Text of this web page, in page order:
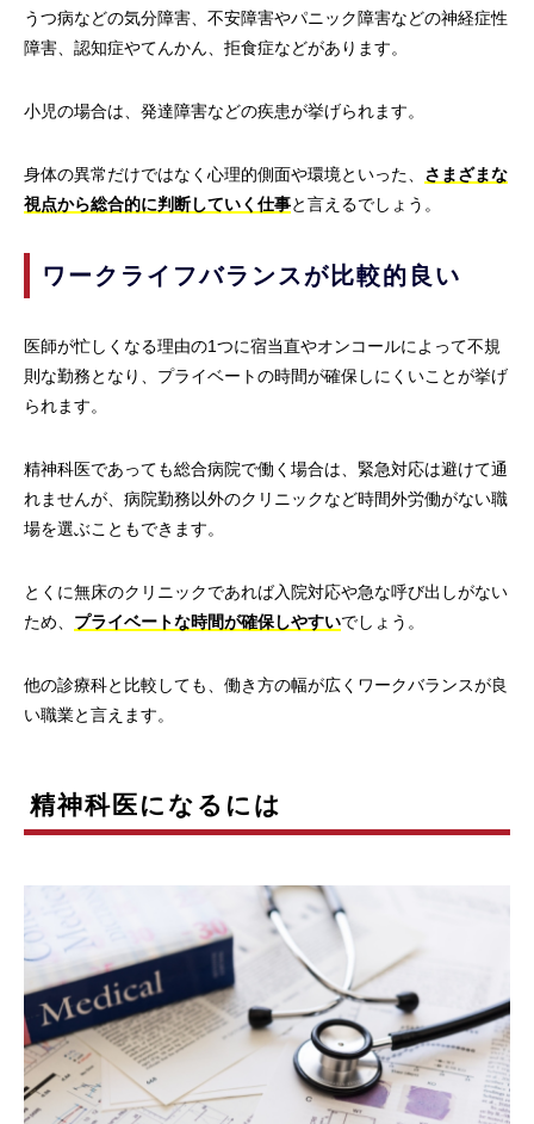
うつ病などの気分障害、不安障害やパニック障害などの神経症性
障害、認知症やてんかん、拒食症などがあります。
小児の場合は、発達障害などの疾患が挙げられます。
身体の異常だけではなく心理的側面や環境といった、 さまざまな
視点から総合的に判断していく仕事と言えるでしょう。
ワークライフバランスが比較的良い
医師が忙しくなる理由の1つに宿当直やオンコールによって不規
則な勤務となり、プライベートの時間が確保しにくいことが挙げ
られます。
精神科医であっても総合病院で働く場合は、緊急対応は避けて通
れませんが、病院勤務以外のクリニックなど時間外労働がない職
場を選ぶこともできます。
とくに無床のクリニックであれば入院対応や急な呼び出しがない
ため、 プライベートな時間が確保しやすいでしょう。
他の診療科と比較しても、働き方の幅が広くワークバランスが良
い職業と言えます。
精神科医になるには